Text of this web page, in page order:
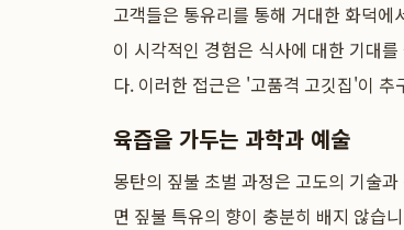
고객들은 통유리를 통해 거대한 화덕
이 시각적인 경험은 식사에 대한 기대
다. 이러한 접근은 '고품격 고깃집'이
육즙을 가두는 과학과 예술
몽탄의 짚불 초벌 과정은 고도의 기술
면 짚불 특유의 향이 충분히 배지 않습